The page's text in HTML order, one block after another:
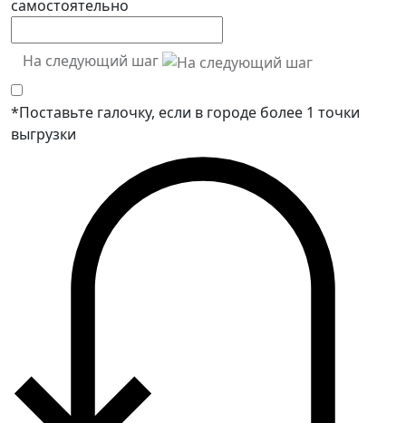
самостоятельно
На следующий шаг
*Поставьте галочку, если в городе более 1 точки
выгрузки